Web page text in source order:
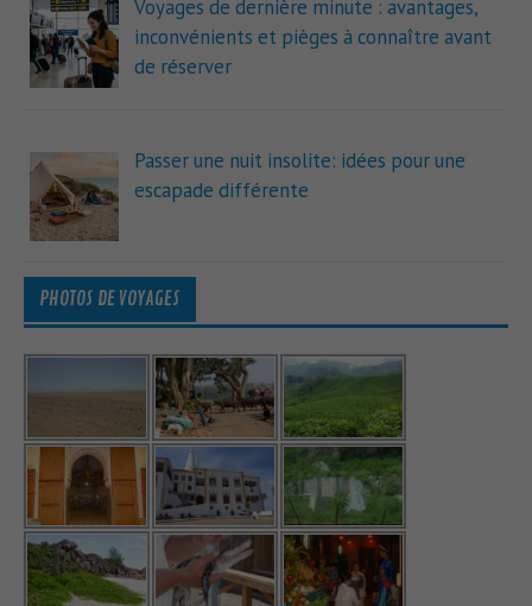
Voyages de dernière minute : avantages,
inconvénients et pièges à connaître avant
de réserver
Passer une nuit insolite: idées pour une
escapade différente
PHOTOS DE VOYAGES